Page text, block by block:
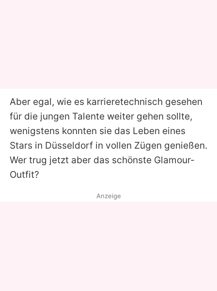
Aber egal, wie es karrieretechnisch gesehen
für die jungen Talente weiter gehen sollte,
wenigstens konnten sie das Leben eines
Stars in Düsseldorf in vollen Zügen genießen.
Wer trug jetzt aber das schönste Glamour-
Outfit?
Anzeige